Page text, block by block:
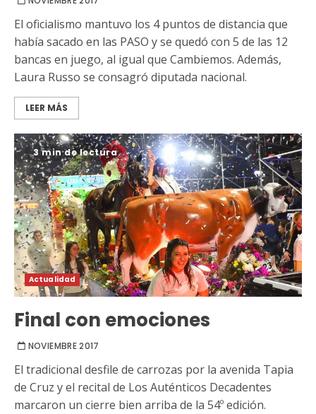
El oficialismo mantuvo los 4 puntos de distancia que
había sacado en las PASO y se quedó con 5 de las 12
bancas en juego, al igual que Cambiemos. Además,
Laura Russo se consagró diputada nacional.
LEER MÁS
3 min de lectura
Actualidad
Final con emociones
NOVIEMBRE 2017
El tradicional desfile de carrozas por la avenida Tapia
de Cruz y el recital de Los Auténticos Decadentes
marcaron un cierre bien arriba de la 54º edición.